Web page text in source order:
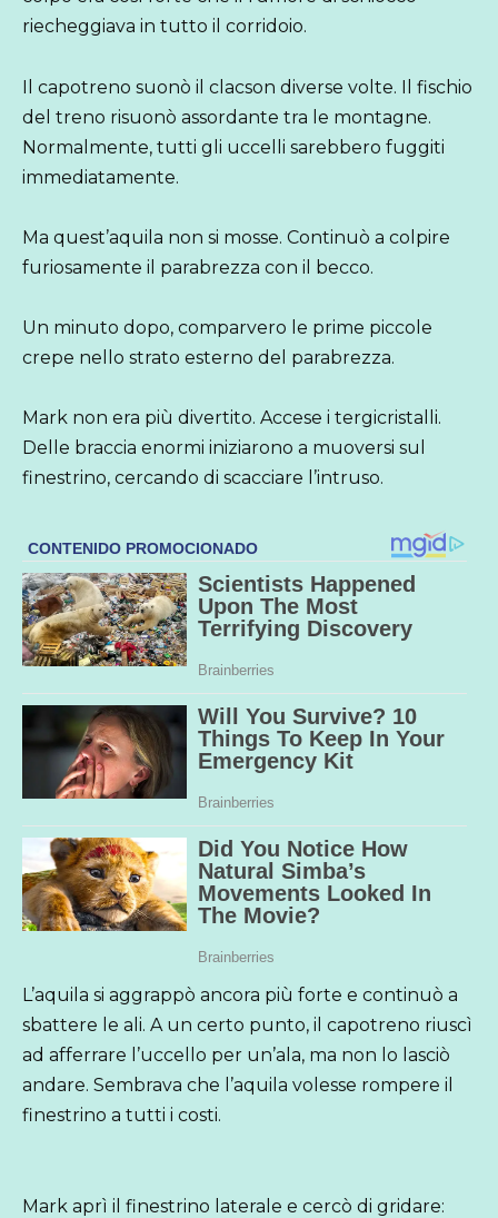
riecheggiava in tutto il corridoio.
Il capotreno suonò il clacson diverse volte. Il fischio
del treno risuonò assordante tra le montagne.
Normalmente, tutti gli uccelli sarebbero fuggiti
immediatamente.
Ma quest’aquila non si mosse. Continuò a colpire
furiosamente il parabrezza con il becco.
Un minuto dopo, comparvero le prime piccole
crepe nello strato esterno del parabrezza.
Mark non era più divertito. Accese i tergicristalli.
Delle braccia enormi iniziarono a muoversi sul
finestrino, cercando di scacciare l’intruso.
L’aquila si aggrappò ancora più forte e continuò a
sbattere le ali. A un certo punto, il capotreno riuscì
ad afferrare l’uccello per un’ala, ma non lo lasciò
andare. Sembrava che l’aquila volesse rompere il
finestrino a tutti i costi.
Mark aprì il finestrino laterale e cercò di gridare: